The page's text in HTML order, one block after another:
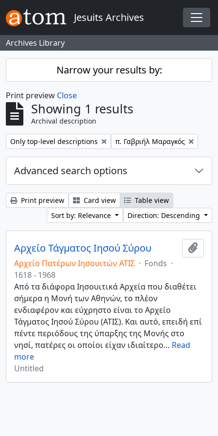
Skip to main content
Jesuits Archives
Archives Library
Narrow your results by:
Print preview Close
Showing 1 results
Archival description
Remove filter:
Only top-level descriptions Remove filter:
π. Γαβριήλ Μαραγκός
Advanced search options
Print preview Card view
Table view
Sort by: Relevance
Direction: Descending
Αρχείο Τάγματος Ιησού Σύρου
Add
Αρχείο Πατέρων Ιησουιτών ΑΤΙΣ · Fonds ·
1618 - 1968
Από τα διάφορα Ιησουιτικά Αρχεία που διαθέτει
σήμερα η Μονή των Αθηνών, το πλέον
ενδιαφέρον και εύχρηστο είναι το Αρχείο
Τάγματος Ιησού Σύρου (ΑΤΙΣ). Και αυτό, επειδή επί
πέντε περιόδους της ύπαρξης της Μονής στο
νησί, πατέρες οι οποίοι είχαν ιδιαίτερο… Read
more
Untitled